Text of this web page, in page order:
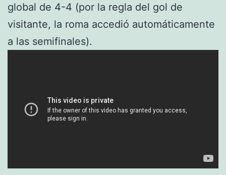
global de 4-4 (por la regla del gol de
visitante, la roma accedió automáticamente
a las semifinales).